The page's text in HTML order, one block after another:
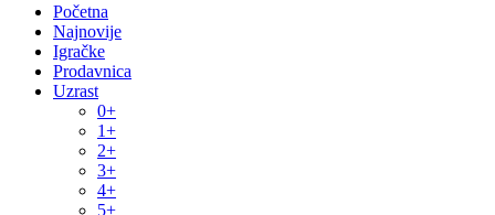
Početna
Najnovije
Igračke
Prodavnica
Uzrast
0+
1+
2+
3+
4+
5+